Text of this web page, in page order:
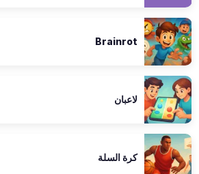
Brainrot
لاعبان
كرة السلة